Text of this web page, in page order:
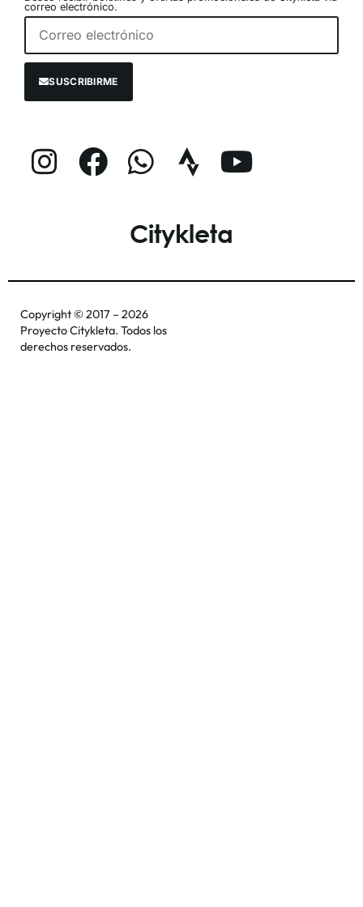
correo electrónico.
SUSCRIBIRME
Citykleta
Copyright © 2017 – 2026
Proyecto Citykleta. Todos los
derechos reservados.